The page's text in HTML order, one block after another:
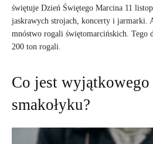
świętuje Dzień Świętego Marcina 11
jaskrawych strojach, koncerty i jarmarki.
mnóstwo rogali świętomarcińskich. Tego
200 ton rogali.
Co jest
smakołyku?